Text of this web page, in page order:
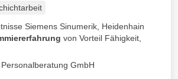
Siemens Sinumerik, Heidenhain
von Vorteil Fähigkeit,
GmbH